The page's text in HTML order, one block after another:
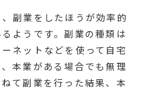
副業をしたほうが効率的
ようです。副業の種類は
ネットなどを使って自宅
本業がある場合でも無理
て副業を行った結果、本